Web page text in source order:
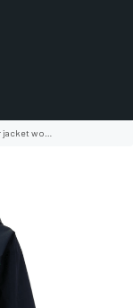
camo avalon